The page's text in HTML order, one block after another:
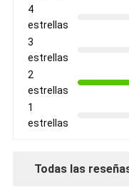
4
estrellas
3
estrellas
2
estrellas
1
estrellas
Todas las